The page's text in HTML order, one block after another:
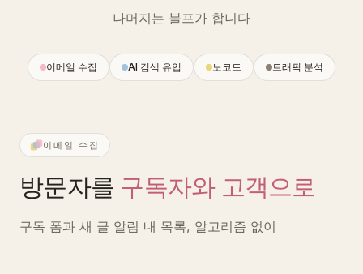
나머지는 블프가 합니다
이메일 수집 AI 검색 유입 노코드 트래픽 분석
이메일 수집
방문자를 구독자와 고객으로
구독 폼과 새 글 알림 내 목록, 알고리즘 없이